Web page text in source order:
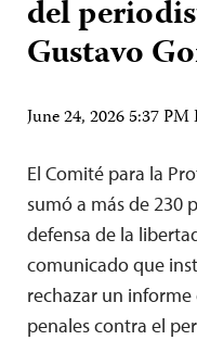
del
Gustavo
June 24, 2026 5:37
El Comité para la
sumó a más de 230
defensa de la
comunicado que
rechazar un
penales contra el